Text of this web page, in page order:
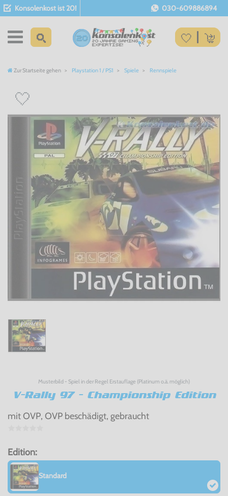
Konsolenkost ist 20! 030-609886894
Zur Startseite gehen Playstation 1 / PS1 Spiele Rennspiele
Musterbild - Spiel in der Regel Erstauflage (Platinum o.ä. möglich)
V-Rally 97 - Championship Edition
mit OVP, OVP beschädigt, gebraucht
Edition:
Standard